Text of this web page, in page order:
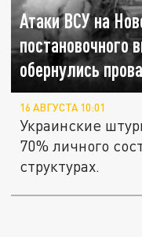
Атаки ВСУ на
постановочного
обернулись
16 АВГУСТА 10:01
Украинские
70% личного
структурах.